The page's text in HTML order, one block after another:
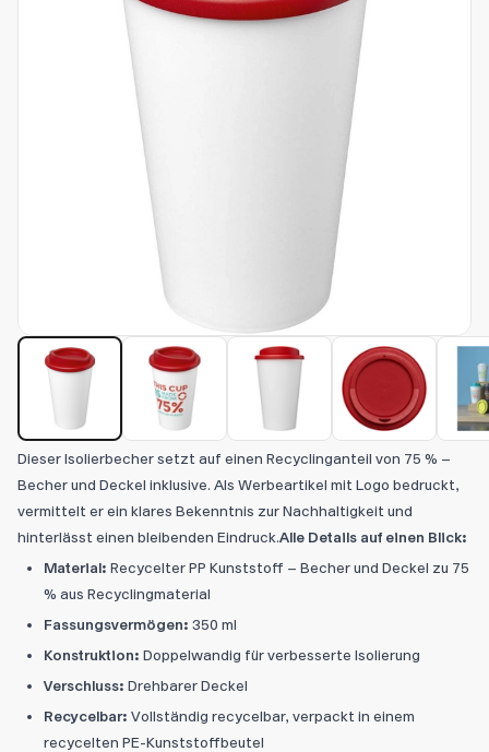
Dieser Isolierbecher setzt auf einen Recyclinganteil von 75 % –
Becher und Deckel inklusive. Als Werbeartikel mit Logo bedruckt,
vermittelt er ein klares Bekenntnis zur Nachhaltigkeit und
hinterlässt einen bleibenden Eindruck.Alle Details auf einen Blick:
Material: Recycelter PP Kunststoff – Becher und Deckel zu 75
% aus Recyclingmaterial
Fassungsvermögen: 350 ml
Konstruktion: Doppelwandig für verbesserte Isolierung
Verschluss: Drehbarer Deckel
Recycelbar: Vollständig recycelbar, verpackt in einem
recycelten PE-Kunststoffbeutel